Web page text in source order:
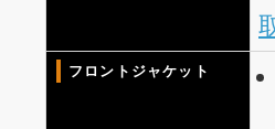
フロントジャケット